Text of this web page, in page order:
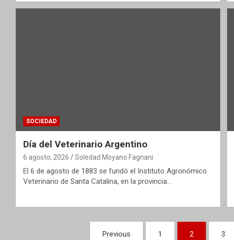
SOCIEDAD
Día del Veterinario Argentino
6 agosto, 2026 Soledad Moyano Fagnani
El 6 de agosto de 1883 se fundó el Instituto Agronómico
Veterinario de Santa Catalina, en la provincia…
Previous 1 2 3